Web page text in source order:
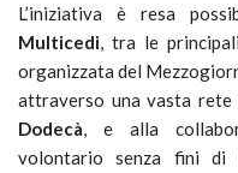
L’iniziativa è resa
Multicedi , tra le
organizzata del
attraverso una vasta rete
Dodecà , e alla
volontario senza fini di